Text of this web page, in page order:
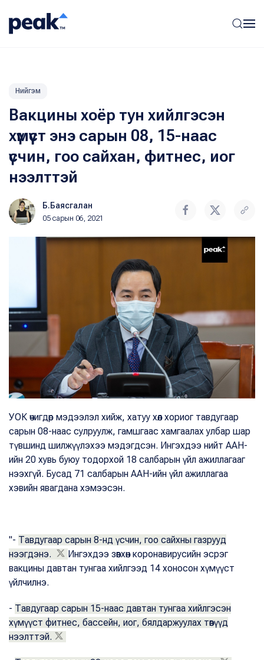
Нийгэм
Вакцины хоёр тун хийлгэсэн
хүмүүст энэ сарын 08, 15-наас
үсчин, гоо сайхан, фитнес, иог
нээлттэй
Б.Баясгалан
05 сарын 06, 2021
УОК өчигдөр мэдээлэл хийж, хатуу хөл хориог тавдугаар
сарын 08-наас сулруулж, гамшгаас хамгаалах улбар шар
түвшинд шилжүүлэхээ мэдэгдсэн. Ингэхдээ нийт ААН-
ийн 20 хувь буюу тодорхой 18 салбарын үйл ажиллагааг
нээхгүй. Бусад 71 салбарын ААН-ийн үйл ажиллагаа
хэвийн явагдана хэмээсэн.
"- Тавдугаар сарын 8-нд үсчин, гоо сайхны газрууд
нээгдэнэ.
Ингэхдээ зөвхөн коронавирусийн эсрэг
вакцины давтан тунгаа хийлгээд 14 хоносон хүмүүст
үйлчилнэ.
- Тавдугаар сарын 15-наас давтан тунгаа хийлгэсэн
хүмүүст фитнес, бассейн, иог, бялдаржуулах төвүүд
нээлттэй.